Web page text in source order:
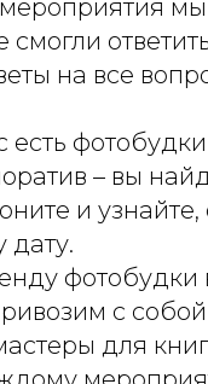
смогли
на все
есть
– вы
и
дату.
фотобудки
с
для